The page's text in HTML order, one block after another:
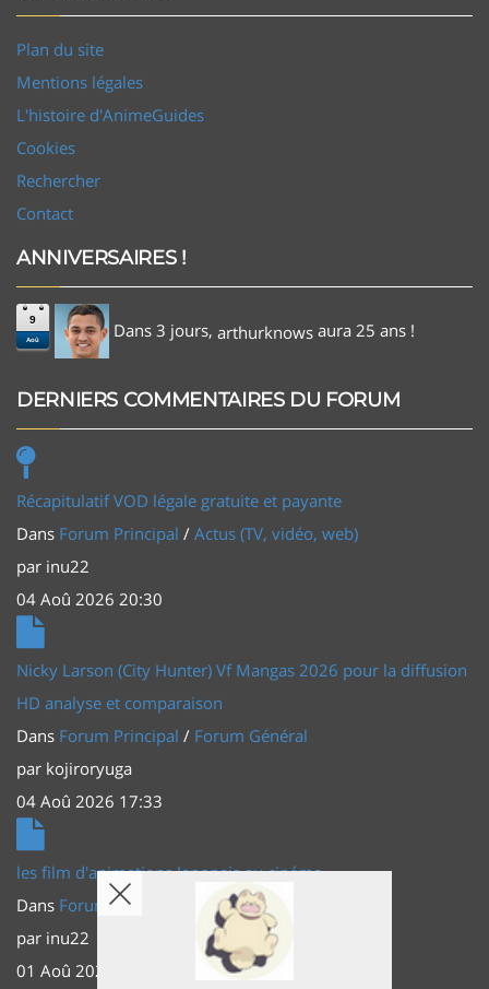
Plan du site
Mentions légales
L'histoire d'AnimeGuides
Cookies
Rechercher
Contact
ANNIVERSAIRES !
9
Aoû Dans 3 jours, arthurknows aura 25 ans !
DERNIERS COMMENTAIRES DU FORUM
Récapitulatif VOD légale gratuite et payante
Dans Forum Principal / Actus (TV, vidéo, web)
par inu22
04 Aoû 2026 20:30
Nicky Larson (City Hunter) Vf Mangas 2026 pour la diffusion
HD analyse et comparaison
Dans Forum Principal / Forum Général
par kojiroryuga
04 Aoû 2026 17:33
les film d'animations Japonais au cinéma
Dans Forum Principal
Actus (TV, vidéo, web)
par inu22
01 Aoû 2026 20:56